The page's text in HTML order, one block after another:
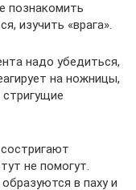
познакомить
изучить «врага».
надо убедиться,
на ножницы,
не помогут.
в паху и